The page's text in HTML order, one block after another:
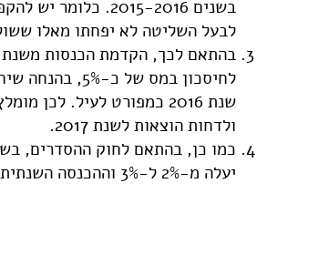
לבעל השליטה לא יפחתו מאלו ששולמו
לחיסכון במס
ולדחות הוצאות לשנת 2017.
יעלה מ-2% ל-3% וההכנסה השנתית ממשלח יד החייבת במס יסף תרד לכ- 640,000 ש"ח.